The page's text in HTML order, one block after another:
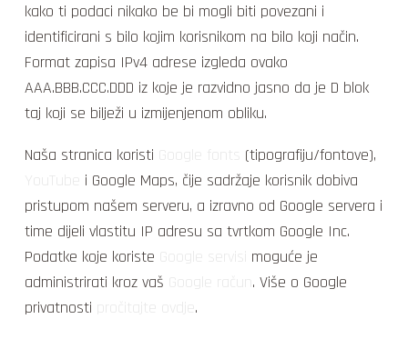
kako ti podaci nikako be bi mogli biti povezani i
identificirani s bilo kojim korisnikom na bilo koji način.
Format zapisa IPv4 adrese izgleda ovako
AAA.BBB.CCC.DDD iz koje je razvidno jasno da je D blok
taj koji se bilježi u izmijenjenom obliku.
Naša stranica koristi
(tipografiju/fontove),
i Google Maps, čije sadržaje korisnik dobiva
pristupom našem serveru, a izravno od Google servera i
time dijeli vlastitu IP adresu sa tvrtkom Google Inc.
Podatke koje koriste
moguće je
administrirati kroz vaš
. Više o Google
privatnosti
.